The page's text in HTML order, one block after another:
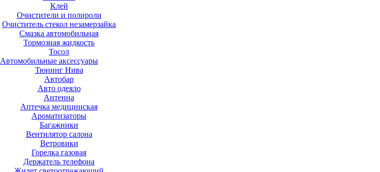
Клей
Очистители и полироли
Очиститель стекол незамерзайка
Смазка автомобильная
Тормозная жидкость
Тосол
Автомобильные аксессуары
Тюнинг Нива
Автобар
Авто одеяло
Антенна
Аптечка медицинская
Ароматизаторы
Багажники
Вентилятор салона
Ветровики
Горелка газовая
Держатель телефона